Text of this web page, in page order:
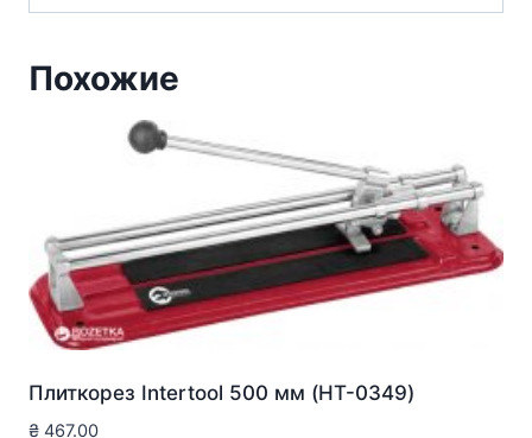
Похожие
Плиткорез Intertool 500 мм (HT-0349)
₴ 467.00